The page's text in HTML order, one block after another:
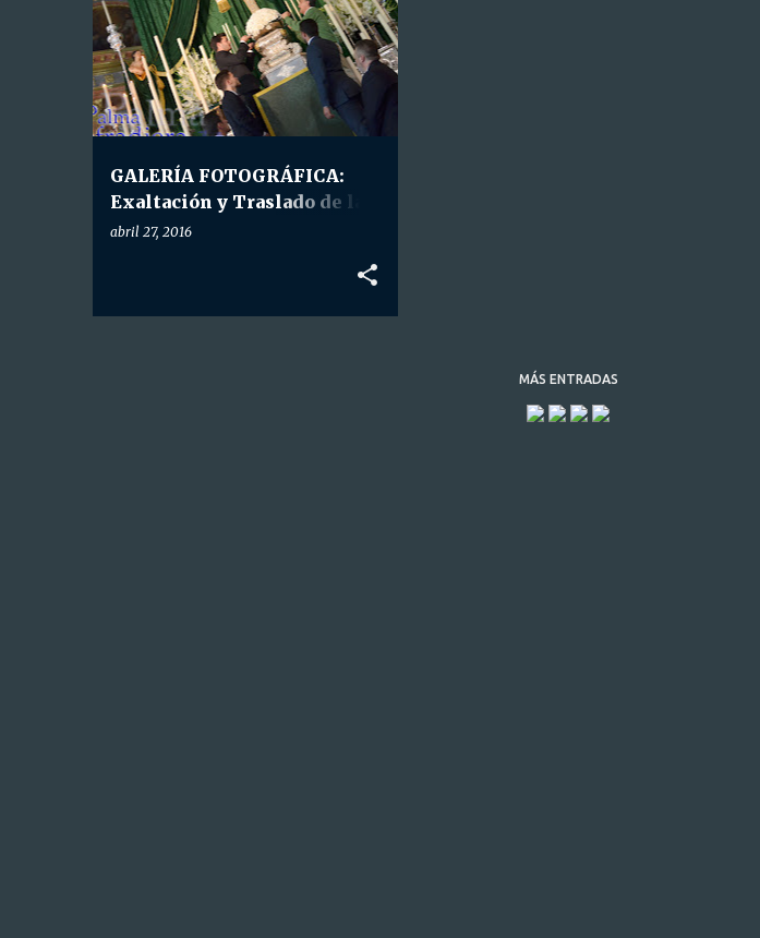
GALERÍA FOTOGRÁFICA:
Exaltación y Traslado de la
Santa Cruz de la Calle Cabo a
abril 27, 2016
HDAD. STA. CRUZ CALLE CABO
MÁS ENTRADAS